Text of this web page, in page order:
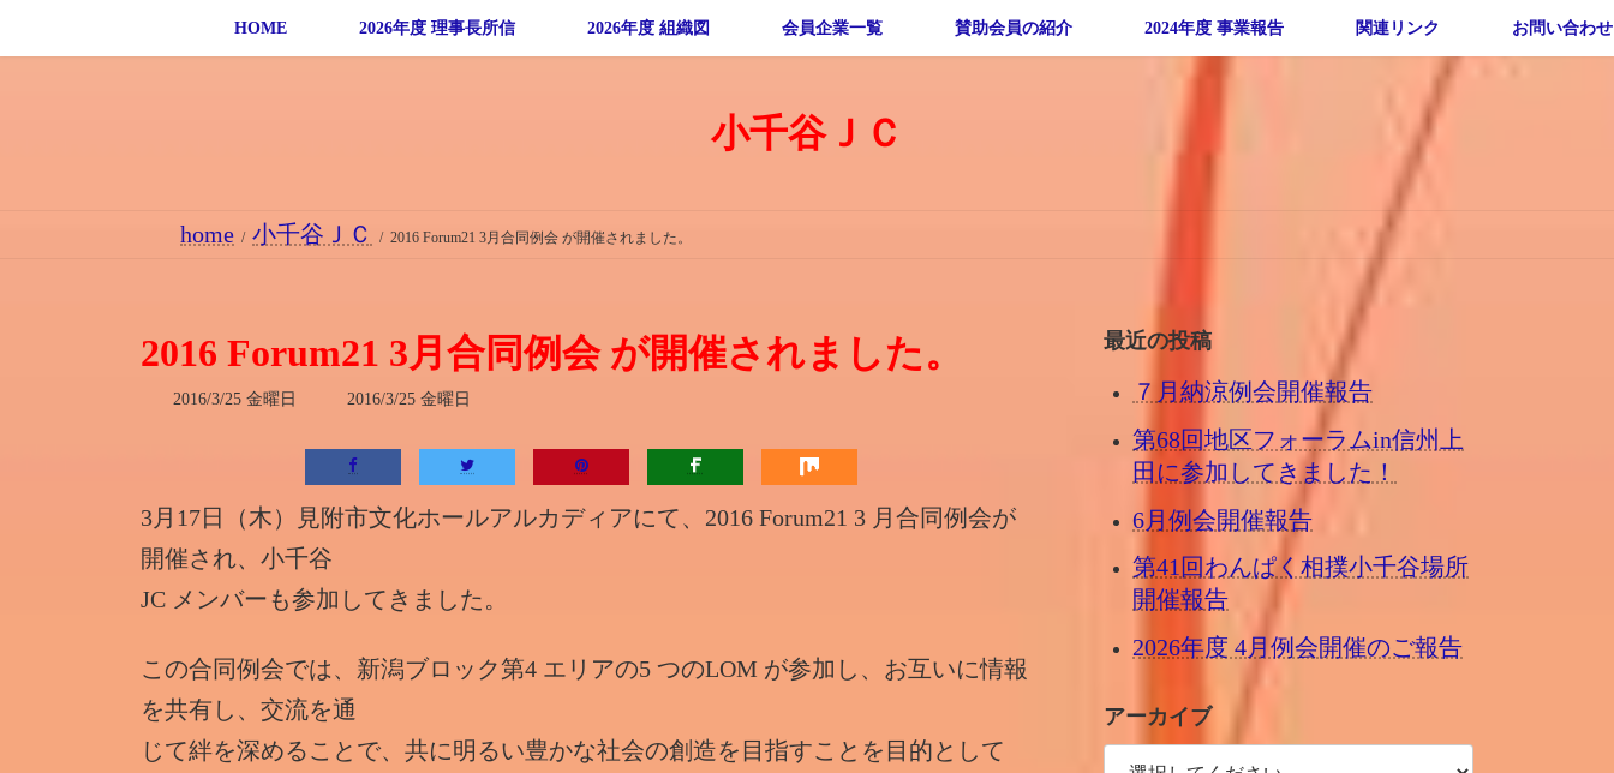
HOME 2026年度 理事長所信 2026年度 組織図 会員企業一覧 賛助会員の紹介 2024年度 事業報告 関連リンク お問い合わせ
小千谷ＪＣ
home 小千谷ＪＣ 2016 Forum21 3月合同例会 が開催されました。
2016 Forum21 3月合同例会 が開催されました。
2016/3/25 金曜日
最
新
日
時
:
2016/3/25 金曜日
3月17日（木）見附市文化ホールアルカディアにて、2016 Forum21 3 月合同例会が
開催され、小千谷
JC メンバーも参加してきました。
この合同例会では、新潟ブロック第4 エリアの5 つのLOM が参加し、お互いに情報
を共有し、交流を通
じて絆を深めることで、共に明るい豊かな社会の創造を目指すことを目的として
最近の投稿
７月納涼例会開催報告
第68回地区フォーラムin信州上
田に参加してきました！
6月例会開催報告
第41回わんぱく相撲小千谷場所
開催報告
2026年度 4月例会開催のご報告
アーカイブ